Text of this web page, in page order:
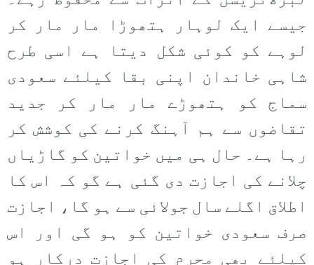
جیسے ایک لوہار ہتھوڑا مار مار کر
لوہے کو کوئی شکل دیتا ہے اسی طرح
شاہی خاندان اپنی بقا کیلئے سعودی
سماج کو ہتھوڑے مار مار کر جدید
تقاضوں سے ہم آہنگ کرنے کی کوشش کر
رہا ہے۔ حال ہی میں خواتین کو گاڑیاں
چلانے کی اجازت دی گئی ہے گو کہ اس کا
اطلاق اگلے سال جولائی سے ہو گا، اجازت
صرف سعودی خواتین کو ہو گی اور اس